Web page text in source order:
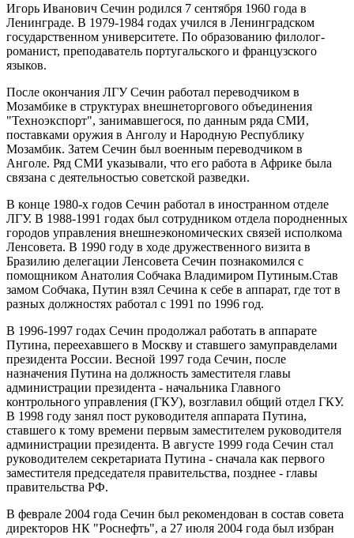
Игорь Иванович Сечин родился 7 сентября 1960 года в
Ленинграде. В 1979-1984 годах учился в Ленинградском
государственном университете. По образованию филолог-
романист, преподаватель португальского и французского
языков.
После окончания ЛГУ Сечин работал переводчиком в
Мозамбике в структурах внешнеторгового объединения
"Техноэкспорт", занимавшегося, по данным ряда СМИ,
поставками оружия в Анголу и Народную Республику
Мозамбик. Затем Сечин был военным переводчиком в
Анголе. Ряд СМИ указывали, что его работа в Африке была
связана с деятельностью советской разведки.
В конце 1980-х годов Сечин работал в иностранном отделе
ЛГУ. В 1988-1991 годах был сотрудником отдела породненных
городов управления внешнеэкономических связей исполкома
Ленсовета. В 1990 году в ходе дружественного визита в
Бразилию делегации Ленсовета Сечин познакомился с
помощником Анатолия Собчака Владимиром Путиным.Став
замом Собчака, Путин взял Сечина к себе в аппарат, где тот в
разных должностях работал с 1991 по 1996 год.
В 1996-1997 годах Сечин продолжал работать в аппарате
Путина, переехавшего в Москву и ставшего замуправделами
президента России. Весной 1997 года Сечин, после
назначения Путина на должность заместителя главы
администрации президента - начальника Главного
контрольного управления (ГКУ), возглавил общий отдел ГКУ.
В 1998 году занял пост руководителя аппарата Путина,
ставшего к тому времени первым заместителем руководителя
администрации президента. В августе 1999 года Сечин стал
руководителем секретариата Путина - сначала как первого
заместителя председателя правительства, позднее - главы
правительства РФ.
В феврале 2004 года Сечин был рекомендован в состав совета
директоров НК "Роснефть", а 27 июля 2004 года был избран